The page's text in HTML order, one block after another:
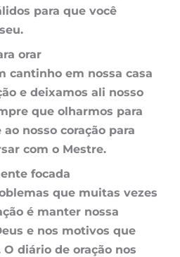
para que você
orar
cantinho em nossa casa
e deixamos ali nosso
que olharmos para
nosso coração para
com o Mestre.
focada
que muitas vezes
é manter nossa
e nos motivos que
diário de oração nos